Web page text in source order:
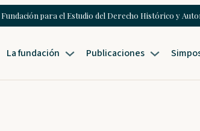
Fundación para el Estudio del Derecho Histórico y
La fundación Publicaciones